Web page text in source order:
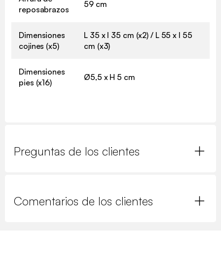
reposabrazos
59 cm
Dimensiones
cojines (x5)
L 35 x l 35 cm (x2) / L 55 x l 55
cm (x3)
Dimensiones
pies (x16)
Ø5,5 x H 5 cm
Preguntas de los clientes
Comentarios de los clientes